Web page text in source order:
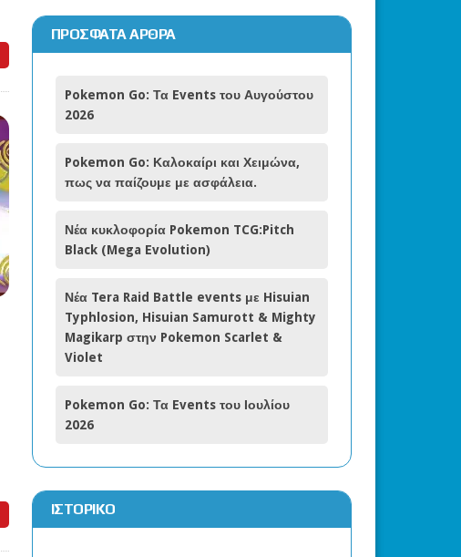
ΠΡΌΣΦΑΤΑ ΆΡΘΡΑ
Pokemon Go: Τα Events του Αυγούστου
2026
Pokemon Go: Καλοκαίρι και Χειμώνα,
πως να παίζουμε με ασφάλεια.
Νέα κυκλοφορία Pokemon TCG:Pitch
Black (Mega Evolution)
Νέα Tera Raid Battle events με Hisuian
Typhlosion, Hisuian Samurott & Mighty
Magikarp στην Pokemon Scarlet &
Violet
Pokemon Go: Τα Events του Ιουλίου
2026
ΙΣΤΟΡΙΚΌ